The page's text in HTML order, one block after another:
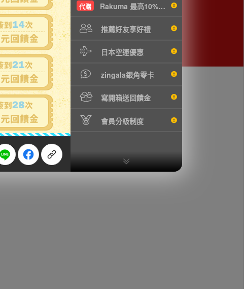
代購 Rakuma 最高10%現折
推薦好友享好禮
日本空運優惠
zingala銀角零卡
寫開箱送回饋金
會員分級制度
以下，使用空運會較划算。